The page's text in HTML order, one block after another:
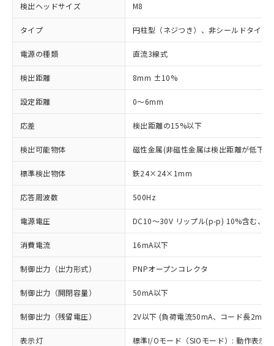
検出ヘッドサイズ M8
タイプ 円柱型（ネジつき）、非シールドタイプ
電源の種類 直流3線式
検出距離 8mm ±10%
設定距離 0～6mm
応差 検出距離の15%以下
検出可能物体 磁性金属(非磁性金属は検出距離が低下し
標準検出物体 鉄24×24×1mm
応答周波数 500Hz
電源電圧 DC10～30V リップル(p-p) 10%含む、
消費電流 16mA以下
制御出力（出力形式） PNPオープンコレクタ
制御出力（開閉容量） 50mA以下
制御出力（残留電圧） 2V以下 (負荷電流50mA、コード長2m時)
表示灯 標準I/Oモード（SIOモード）: 動作表示